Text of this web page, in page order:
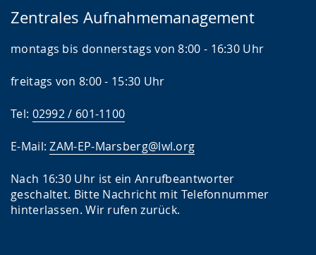
Zentrales Aufnahmemanagement
montags bis donnerstags von 8:00 - 16:30 Uhr
freitags von 8:00 - 15:30 Uhr
Tel: 02992 / 601-1100
E-Mail:ZAM-EP-Marsberg@lwl.org
Nach 16:30 Uhr ist ein Anrufbeantworter
geschaltet. Bitte Nachricht mit Telefonnummer
hinterlassen. Wir rufen zurück.